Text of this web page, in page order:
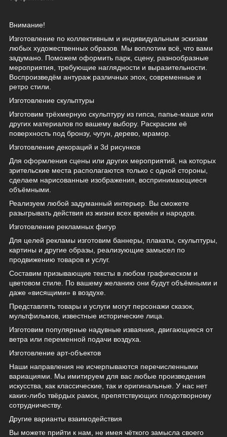
Внимание!
Изготовление по коллективным и индивидуальным эскизам
любых художественных образов. Мы воплотим всё, что вами
задумано. Поможем оформить парк, сцену, разнообразные
мероприятия, требующие наглядности и выразительности.
Воспроизведём антураж различных эпох, современные и
ретро стили.
Изготовление скульптуры
Изготовим трёхмерную скульптуру из гипса, папье-маше или
других материалов по вашему выбору. Раскрасим её
поверхность под бронзу, чугун, дерево, мрамор.
Изготовление декораций и 3d рисунков
Для оформления сцены или других мероприятий, на которых
зрительские места располагаются только с одной стороны,
сделаем нарисованные изображения, воспринимающиеся
объёмными.
Реализуем любой задуманный интерьер. Вы сможете
разыгрывать действия из жизни всех времён и народов.
Изготовление рекламных фигур
Для целей рекламы изготовим баннеры, плакаты, скульптуры,
картины и другие образы, реализующие замысел по
продвижению товаров и услуг.
Составим призывающие тексты в любом графическом и
цветовом стиле. По вашему желанию они будут объёмными и
даже «висящими» в воздухе.
Представлять товары и услуги могут персонажи сказок,
мультфильмов, известные исторические лица.
Изготовим популярные надувные изваяния, двигающиеся от
ветра или переменной подачи воздуха.
Изготовление арт-объектов
Наши направления не исчерпываются перечисленными
вариациями. Мы имитируем для вас любые произведения
искусства, как классические, так и оригинальные. У нас нет
каких-либо твёрдых рамок, препятствующих плодотворному
сотрудничеству.
Другие варианты взаимодействия
Вы можете прийти к нам, не имея чёткого замысла своего